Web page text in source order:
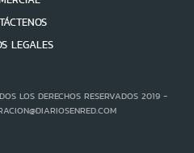
LEGALES
LOS DERECHOS RESERVADOS 2019 -